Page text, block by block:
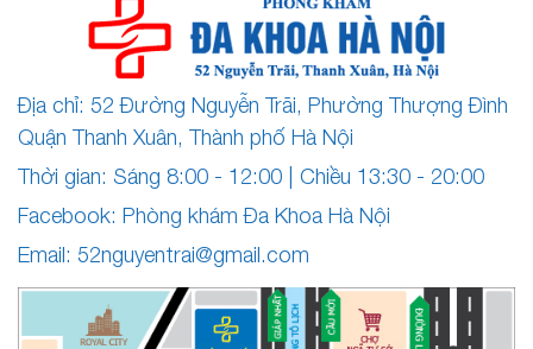
Địa chỉ: 52 Đường Nguyễn Trãi, Phường Thượng Đình
Quận Thanh Xuân, Thành phố Hà Nội
Thời gian: Sáng 8:00 - 12:00 | Chiều 13:30 - 20:00
Facebook: Phòng khám Đa Khoa Hà Nội
Email: 52nguyentrai@gmail.com